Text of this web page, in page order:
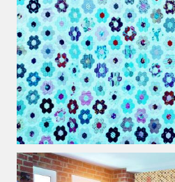
Patchworks | BF8684-blue